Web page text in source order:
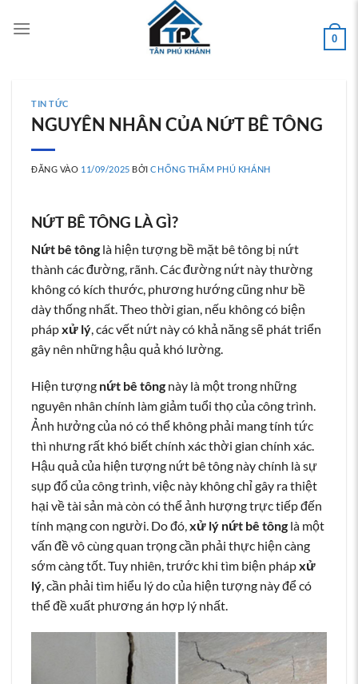
qua
0
TIN TỨC
NGUYÊN NHÂN CỦA NỨT BÊ TÔNG
ĐĂNG VÀO 11/09/2025 BỞICHỐNG THẤM PHÚ KHÁNH
NỨT BÊ TÔNG LÀ GÌ?
Nứt bê tông là hiện tượng bề mặt bê tông bị nứt
thành các đường, rãnh. Các đường nứt này thường
không có kích thước, phương hướng cũng như bề
dày thống nhất. Theo thời gian, nếu không có biện
phápxử lý, các vết nứt này có khả năng sẽ phát triển
gây nên những hậu quả khó lường.
Hiện tượng nứt bê tông này là một trong những
nguyên nhân chính làm giảm tuổi thọ của công trình.
Ảnh hưởng của nó có thể không phải mang tính tức
thì nhưng rất khó biết chính xác thời gian chính xác.
Hậu quả của hiện tượng nứt bê tông này chính là sự
sụp đổ của công trình, việc này không chỉ gây ra thiệt
hại về tài sản mà còn có thể ảnh hượng trực tiếp đến
tính mạng con người. Do đó,xử lý nứt bê tông là một
vấn đề vô cùng quan trọng cần phải thực hiện càng
sớm càng tốt. Tuy nhiên, trước khi tìm biện phápxử
lý, cần phải tìm hiểu lý do của hiện tượng này để có
thể đề xuất phương án hợp lý nhất.